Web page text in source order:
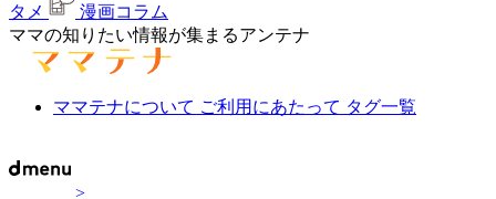
タメ
漫画コラム
ママの知りたい情報が集まるアンテナ
ママテナについて ご利用にあたって タグ一覧
>